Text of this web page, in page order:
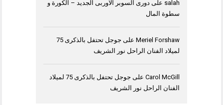
salah على دورى السوبر الاوربى الجديد – الكورة و
سطوة المال
Meriel Forshaw على
جوجل تحتفل بالذكرى 75
لميلاد الفنان الراحل نور الشريف
Carol McGill على
جوجل تحتفل بالذكرى 75 لميلاد
الفنان الراحل نور الشريف